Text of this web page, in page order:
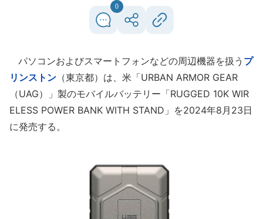
0
パソコンおよびスマートフォンなどの周辺機器を扱う プ
リンストン （東京都）は、米「URBAN ARMOR GEAR
（UAG）」製のモバイルバッテリー「RUGGED 10K WIR
ELESS POWER BANK WITH STAND」を2024年8月23日
に発売する。